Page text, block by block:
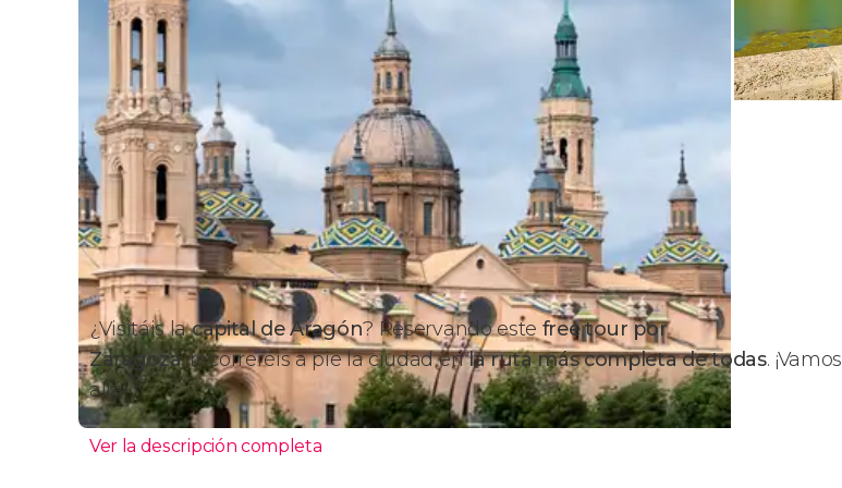
¿Visitáis lacapital de Aragón? Reservando este free tour por
Zaragoza, recorreréis a pie la ciudad enla ruta más completa de todas. ¡Vamos
allá!
Ver la descripción completa